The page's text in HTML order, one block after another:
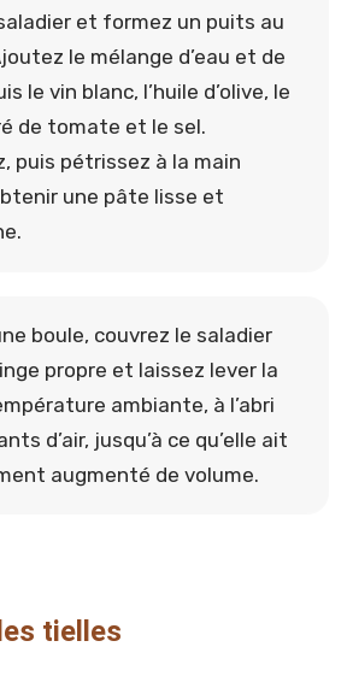
et formez un puits au
le mélange d’eau et de
le vin blanc, l’huile d’olive, le
de tomate et le sel.
puis pétrissez à la main
une pâte lisse et
boule, couvrez le saladier
propre et laissez lever la
ambiante, à l’abri
d’air, jusqu’à ce qu’elle ait
augmenté de volume.
tielles